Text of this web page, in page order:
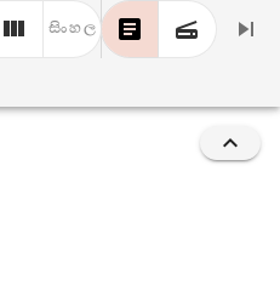
සිංහල